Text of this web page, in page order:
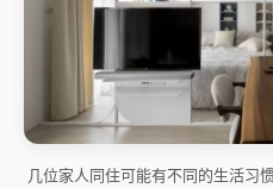
几位家人同住可能有不同的生活习